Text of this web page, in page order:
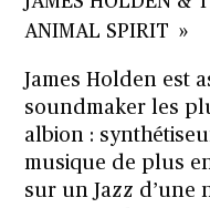
ANIMAL SPIRIT »
James Holden est
soundmaker les
albion :
musique de plus
sur un Jazz d’une